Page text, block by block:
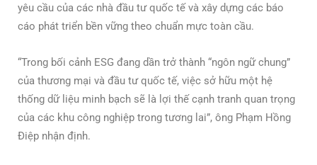
yêu cầu của các nhà đầu tư quốc tế và xây dựng các báo
cáo phát triển bền vững theo chuẩn mực toàn cầu.
“Trong bối cảnh ESG đang dần trở thành “ngôn ngữ chung”
của thương mại và đầu tư quốc tế, việc sở hữu một hệ
thống dữ liệu minh bạch sẽ là lợi thế cạnh tranh quan trọng
của các khu công nghiệp trong tương lai”, ông Phạm Hồng
Điệp nhận định.